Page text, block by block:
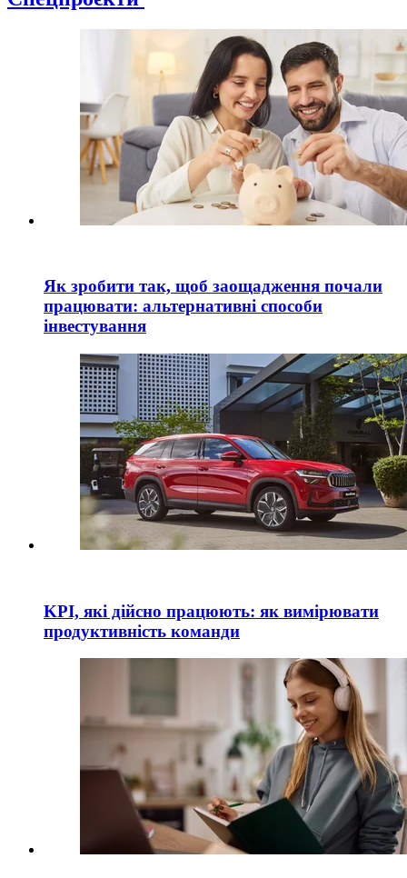
Як зробити так, щоб заощадження почали
працювати: альтернативні способи
інвестування
KPI, які дійсно працюють: як вимірювати
продуктивність команди